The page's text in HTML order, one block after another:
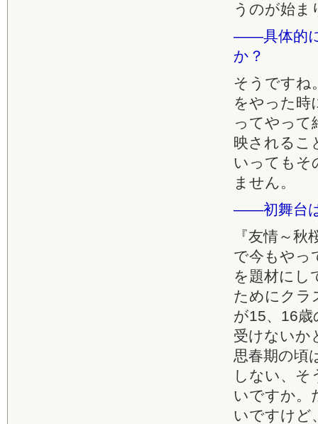
うのが始ま
――具体的
か？
そうですね
をやった時
ってやって
映されるこ
いってもそ
ません。
――初舞台
『友情～
で今もやっ
を題材にし
ためにクラ
が15、16
受けないか
思春期の頃
しない、そ
いですか。
いですけど